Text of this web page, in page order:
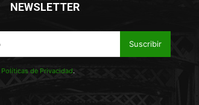
NEWSLETTER
Suscribir
Políticas de Privacidad.